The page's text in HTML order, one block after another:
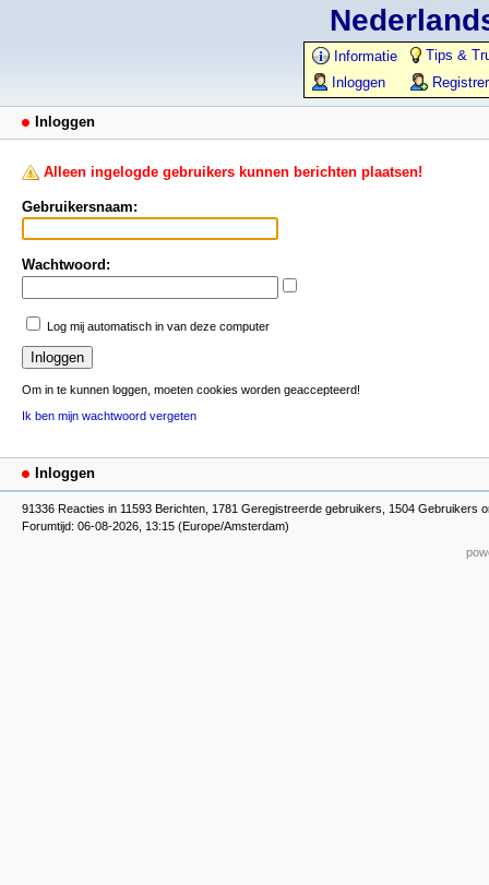
Informatie
Tips &
Inloggen
Inloggen
Alleen ingelogde gebruikers kunnen berichten plaatsen!
Gebruikersnaam:
Wachtwoord:
Log mij automatisch in van deze computer
Om in te kunnen loggen, moeten cookies worden geaccepteerd!
Ik ben mijn wachtwoord vergeten
Inloggen
91336 Reacties in 11593 Berichten, 1781 Geregistreerde gebruikers, 1504 Gebruikers
Forumtijd: 06-08-2026, 13:15 (Europe/Amsterdam)